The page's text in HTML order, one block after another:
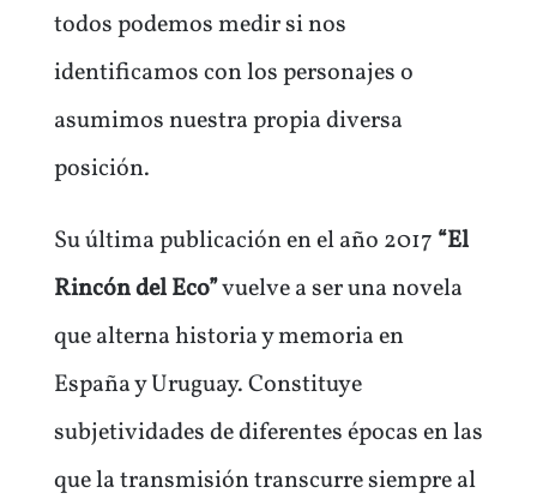
todos podemos medir si nos
identificamos con los personajes o
asumimos nuestra propia diversa
posición.
Su última publicación en el año 2017 “El
Rincón del Eco”vuelve a ser una novela
que alterna historia y memoria en
España y Uruguay. Constituye
subjetividades de diferentes épocas en las
que la transmisión transcurre siempre al